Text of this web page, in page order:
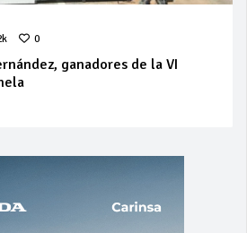
0
ganadores de la VI